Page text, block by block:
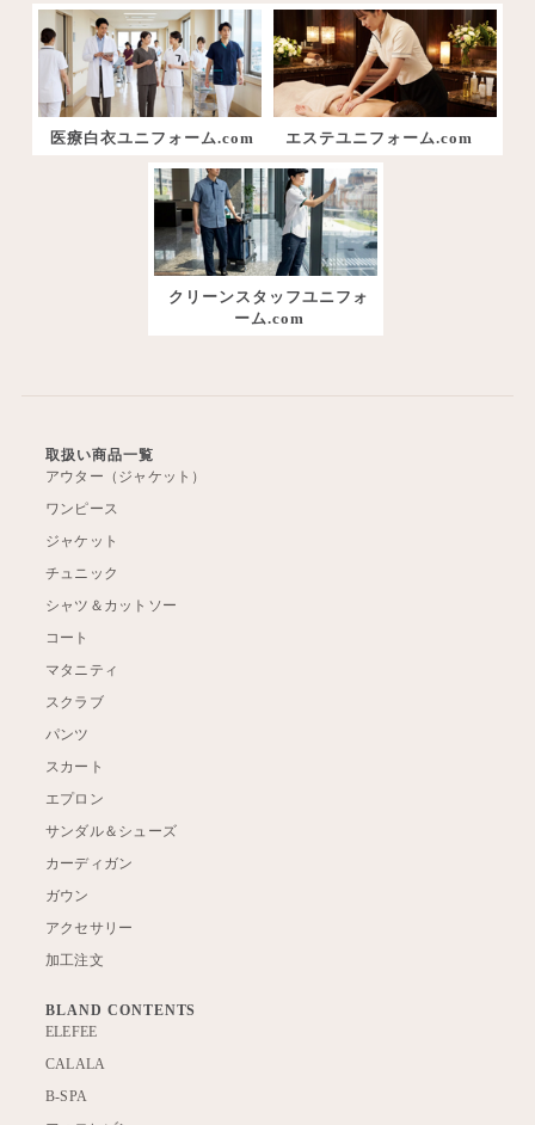
医療白衣ユニフォーム.com エステユニフォーム.com
クリーンスタッフユニフォ
ーム.com
取扱い商品一覧
アウター（ジャケット）
ワンピース
ジャケット
チュニック
シャツ＆カットソー
コート
マタニティ
スクラブ
パンツ
スカート
エプロン
サンダル＆シューズ
カーディガン
ガウン
アクセサリー
加工注文
BLAND CONTENTS
ELEFEE
CALALA
B-SPA